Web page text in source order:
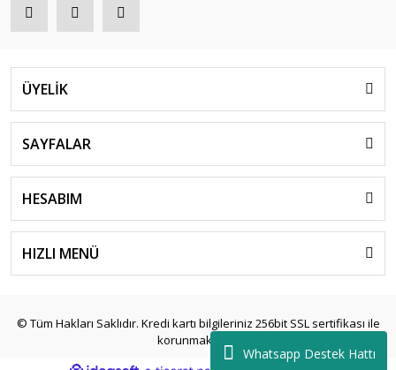
Whatsapp Destek Hattı
ÜYELİK
SAYFALAR
HESABIM
HIZLI MENÜ
© Tüm Hakları Saklıdır. Kredi kartı bilgileriniz 256bit SSL sertifikası ile
korunmaktadır.